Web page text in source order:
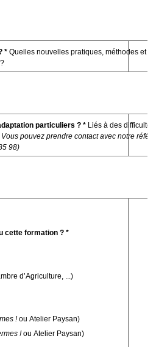
*Quelles nouvelles pratiques, méthodes et
particuliers ? *Liés à des difficultés
Vous pouvez prendre contact avec notre
98)
cette formation ? *
d’Agriculture, ...)
!ou Atelier Paysan)
!ou Atelier Paysan)